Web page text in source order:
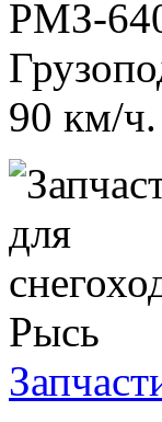
РМЗ-
90 км/